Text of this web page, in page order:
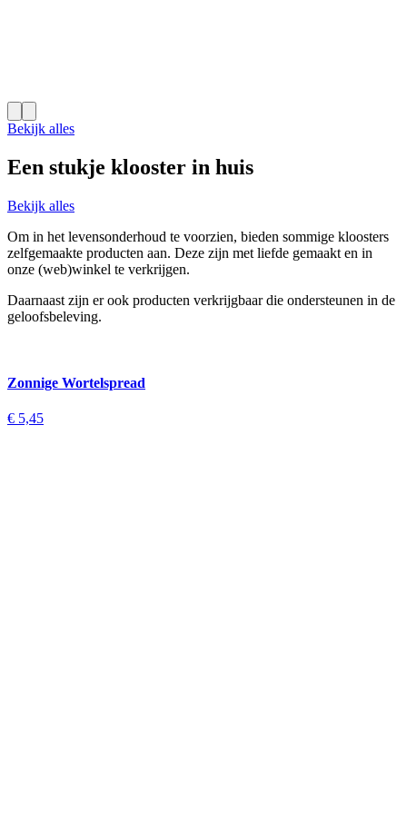
Bekijk alles
Een stukje klooster in huis
Bekijk alles
Om in het levensonderhoud te voorzien, bieden sommige kloosters
zelfgemaakte producten aan. Deze zijn met liefde gemaakt en in
onze (web)winkel te verkrijgen.
Daarnaast zijn er ook producten verkrijgbaar die ondersteunen in de
geloofsbeleving.
Zonnige Wortelspread
€ 5,45